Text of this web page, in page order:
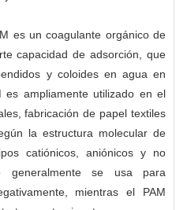
es un coagulante orgánico de
capacidad de adsorción, que
y coloides en agua en
es ampliamente utilizado en el
fabricación de papel textiles
la estructura molecular de
catiónicos, aniónicos y no
generalmente se usa para
mientras el PAM